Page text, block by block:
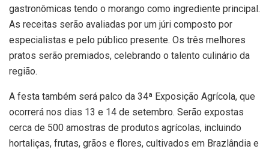
gastronômicas tendo o morango como ingrediente principal.
As receitas serão avaliadas por um júri composto por
especialistas e pelo público presente. Os três melhores
pratos serão premiados, celebrando o talento culinário da
região.
A festa também será palco da 34ª Exposição Agrícola, que
ocorrerá nos dias 13 e 14 de setembro. Serão expostas
cerca de 500 amostras de produtos agrícolas, incluindo
hortaliças, frutas, grãos e flores, cultivados em Brazlândia e